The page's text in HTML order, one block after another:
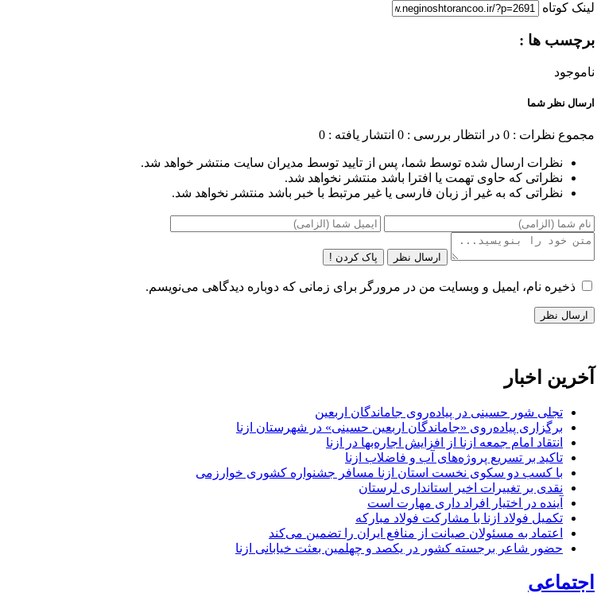
لینک کوتاه
برچسب ها :
ناموجود
ارسال نظر شما
مجموع نظرات : 0 در انتظار بررسی : 0 انتشار یافته : 0
نظرات ارسال شده توسط شما، پس از تایید توسط مدیران سایت منتشر خواهد شد.
نظراتی که حاوی تهمت یا افترا باشد منتشر نخواهد شد.
نظراتی که به غیر از زبان فارسی یا غیر مرتبط با خبر باشد منتشر نخواهد شد.
ارسال نظر پاک کردن !
ذخیره نام، ایمیل و وبسایت من در مرورگر برای زمانی که دوباره دیدگاهی می‌نویسم.
آخرین اخبار
تجلی شور حسینی در پیاده‌روی جاماندگان اربعین
برگزاری پیاده‌روی «جاماندگان اربعین حسینی» در شهرستان ازنا
انتقاد امام جمعه ازنا از افزایش اجاره‌بها در ازنا
تاکید بر تسریع پروژه‌های آب و فاضلاب ازنا
با کسب دو سکوی نخست استان ازنا مسافر جشنواره کشوری خوارزمی
نقدی بر تغییرات اخیر استانداری لرستان
آینده در اختیار افراد داری مهارت است
تکمیل فولاد ازنا با مشارکت فولاد مبارکه
اعتماد به مسئولان صیانت از منافع ایران را تضمین می‌کند
حضور شاعر برجسته کشور در یکصد و چهلمین بعثت خیابانی ازنا
اجتماعی